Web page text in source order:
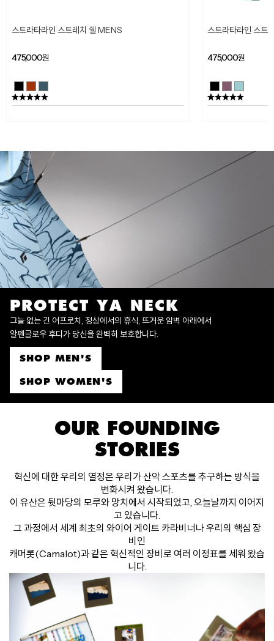
스트라타라인 스트레치 쉘 MENS
475,000원
스트라타라인 스
475,000원
PROTECT YA NECK
그늘 없는 긴 어프로치, 정상에서의 휴식, 뜨거운 암벽 아래에서
알펜글로우 후디가 당신을 완벽히 보호합니다.
SHOP MEN'S
SHOP WOMEN'S
OUR FOUNDING
STORIES
혁신에 대한 우리의 열정은 우리가 산악 스포츠를 추구하는 방식을
변화시켜 왔습니다.
이 유산은 뒷마당의 모루와 망치에서 시작되었고, 오늘날까지 이어지
고 있습니다.
그 과정에서 세계 최초의 와이어 게이트 카라비너나 우리의 핵심 장
비인
캐머롯(Camalot)과 같은 혁신적인 장비로 여러 이정표를 세워 왔습
니다.